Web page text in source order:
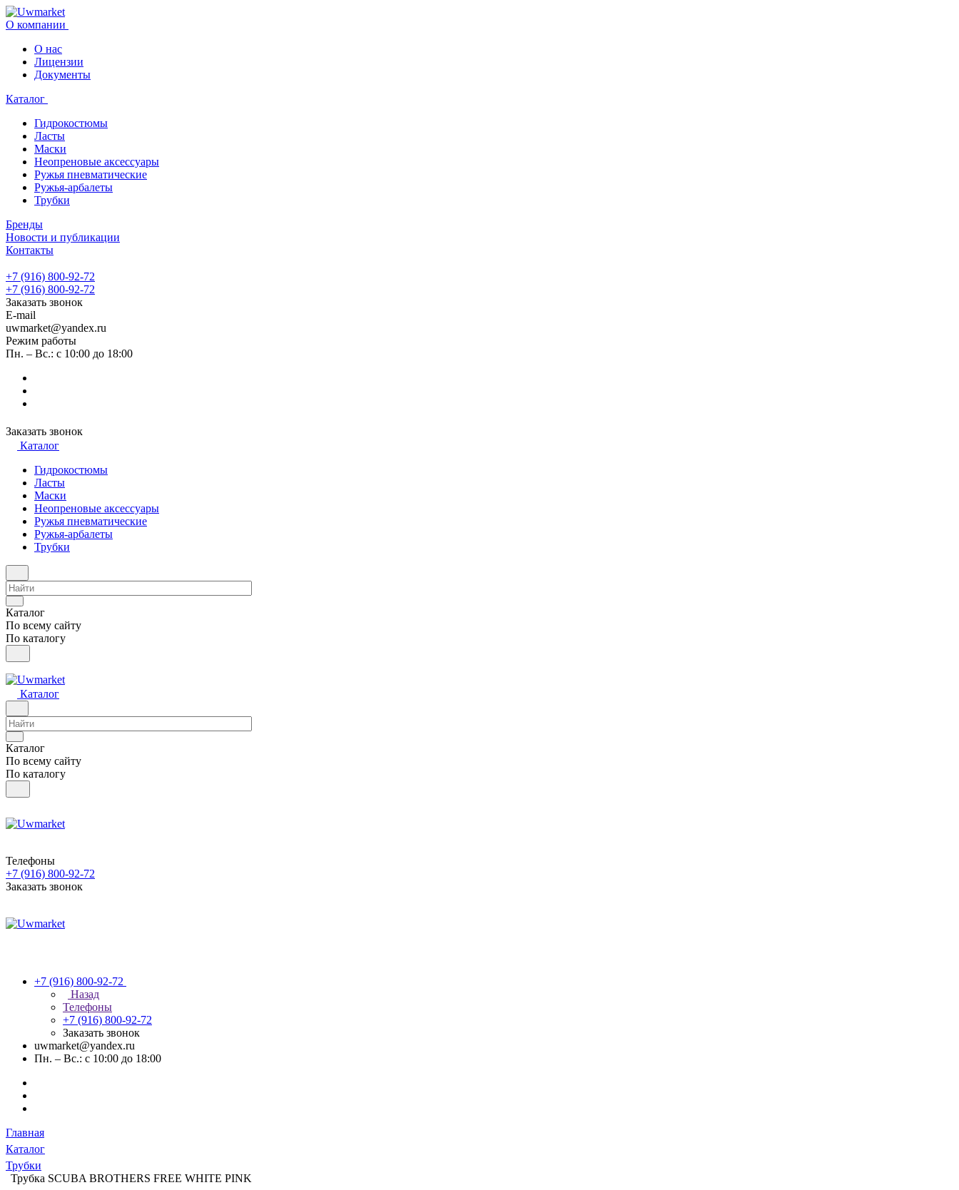
О компании
О нас
Лицензии
Документы
Каталог
Гидрокостюмы
Ласты
Маски
Неопреновые аксессуары
Ружья пневматические
Ружья-арбалеты
Трубки
Бренды
Новости и публикации
Контакты
+7 (916) 800-92-72
+7 (916) 800-92-72
Заказать звонок
E-mail
uwmarket@yandex.ru
Режим работы
Пн. – Вс.: с 10:00 до 18:00
Заказать звонок
Каталог
Гидрокостюмы
Ласты
Маски
Неопреновые аксессуары
Ружья пневматические
Ружья-арбалеты
Трубки
Каталог
По всему сайту
По каталогу
Каталог
Каталог
По всему сайту
По каталогу
Телефоны
+7 (916) 800-92-72
Заказать звонок
+7 (916) 800-92-72
Назад
Телефоны
+7 (916) 800-92-72
Заказать звонок
uwmarket@yandex.ru
Пн. – Вс.: с 10:00 до 18:00
Главная
Каталог
Трубки
Трубка SCUBA BROTHERS FREE WHITE PINK